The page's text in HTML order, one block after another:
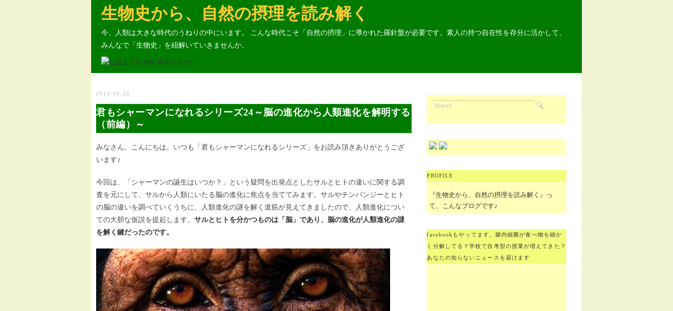
生物史から、自然の摂理を読み解く
今、人類は大きな時代のうねりの中にいます。 こんな時代こそ「自然の摂理」に導かれた羅針盤が必要です。素人の持つ自在性を存分に活かして、
みんなで「生物史」を紐解いていきませんか。
2013-06-20
君もシャーマンになれるシリーズ24～脳の進化から人類進化を解明する
（前編）～
みなさん、こんにちは。いつも「君もシャーマンになれるシリーズ」をお読み頂きありがとうござ
います♪
今回は、「シャーマンの誕生はいつか？」という疑問を出発点としたサルとヒトの違いに関する調
査を元にして、サルから人類にいたる脳の進化に焦点を当ててみます。サルやチンパンジーとヒト
の脳の違いを調べていくうちに、人類進化の謎を解く道筋が見えてきましたので、人類進化につい
ての大胆な仮説を提起します。 サルとヒトを分かつものは「脳」であり、脳の進化が人類進化の謎
を解く鍵だったのです。
PROFILE
『生物史から、自然の摂理を読み解く』っ
て、こんなブログです♪
facebookもやってます。腸内細菌が食べ物を細か
く分解してる？学校で自考型の授業が増えてきた？
あなたの知らないニュースを届けます